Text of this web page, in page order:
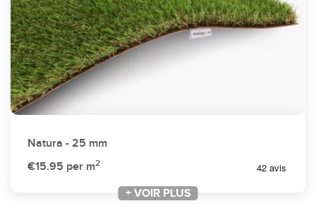
Natura - 25 mm
€15.95 per m2
+ VOIR PLUS
+ VOIR PLUS